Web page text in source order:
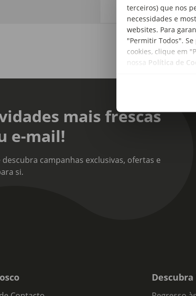
terceiros) que nos
necessidades e
websites. Para
"Permitir Todos".
cookies, clique em
nossa Política de
mais frescas
e-mail!
descubra campanhas exclusivas, ofertas e
si.